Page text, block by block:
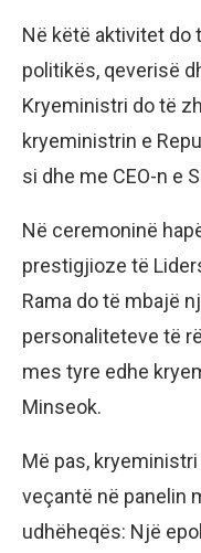
Në këtë aktivitet do
politikës, qeverisë
Kryeministri do të
kryeministrin e
si dhe me CEO-n e
Në ceremoninë
prestigjioze të
Rama do të mbajë
personaliteteve të
mes tyre edhe
Minseok.
Më pas,
veçantë në panelin
udhëheqës: Një